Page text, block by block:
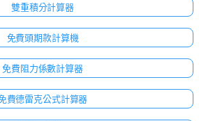
雙重積分計算器
免費頭期款計算機
免費阻力係數計算器
費德雷克公式計算器